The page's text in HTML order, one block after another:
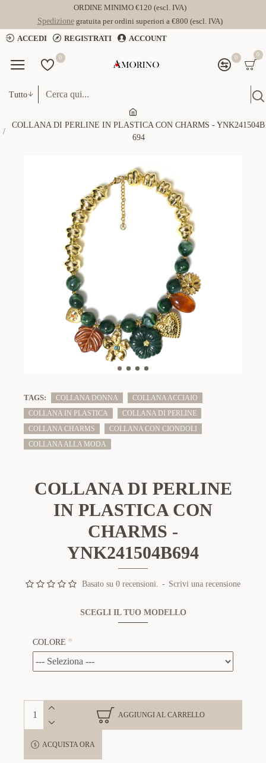
ORDINE MINIMO €120 (escl. IVA)
Spedizionegratuita per ordini superiori a €800 (escl. IVA)
ACCEDI
REGISTRATI ACCOUNT
0 0 0
Tutto
COLLANA DI PERLINE IN PLASTICA CON CHARMS - YNK241504B
694
TAGS: COLLANA DONNA
COLLANA ACCIAIO
COLLANA IN PLASTICA
COLLANA DI PERLINE
COLLANA CHARMS
COLLANA CON CIONDOLI
COLLANA ALLA MODA
COLLANA DI PERLINE
IN PLASTICA CON
CHARMS -
YNK241504B694
Basato su 0 recensioni. - Scrivi una recensione
SCEGLI IL TUO MODELLO
COLORE
AGGIUNGI AL CARRELLO
ACQUISTA ORA